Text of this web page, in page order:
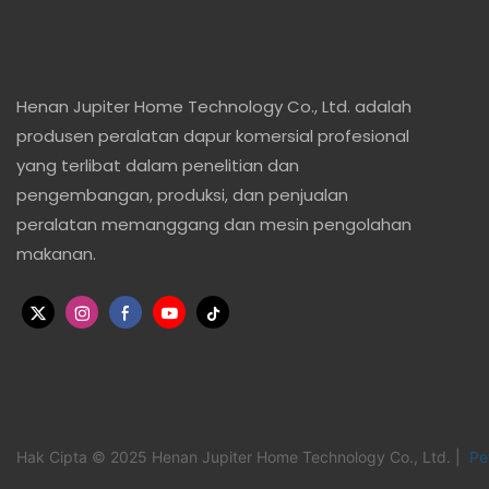
Henan Jupiter Home Technology Co., Ltd. adalah
produsen peralatan dapur komersial profesional
yang terlibat dalam penelitian dan
pengembangan, produksi, dan penjualan
peralatan memanggang dan mesin pengolahan
makanan.
Hak Cipta © 2025 Henan Jupiter Home Technology Co., Ltd. |